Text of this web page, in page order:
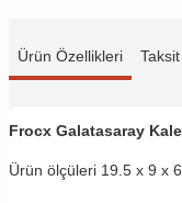
Ürün Özellikleri
Frocx Galatasaray
Ürün ölçüleri 19.5 x 9 x